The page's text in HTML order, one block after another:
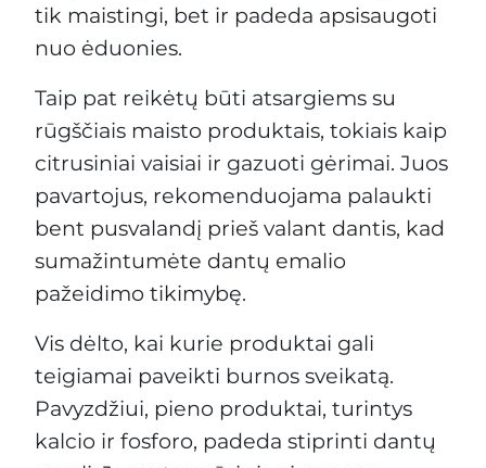
tik maistingi, bet ir padeda apsisaugoti
nuo ėduonies.
Taip pat reikėtų būti atsargiems su
rūgščiais maisto produktais, tokiais kaip
citrusiniai vaisiai ir gazuoti gėrimai. Juos
pavartojus, rekomenduojama palaukti
bent pusvalandį prieš valant dantis, kad
sumažintumėte dantų emalio
pažeidimo tikimybę.
Vis dėlto, kai kurie produktai gali
teigiamai paveikti burnos sveikatą.
Pavyzdžiui, pieno produktai, turintys
kalcio ir fosforo, padeda stiprinti dantų